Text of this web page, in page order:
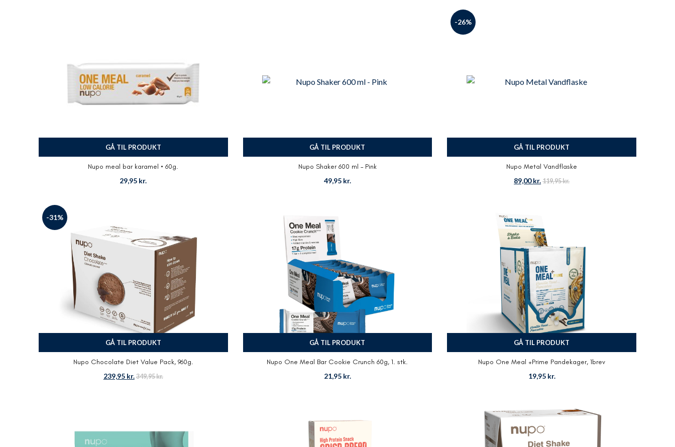
GÅ TIL PRODUKT
Nupo meal bar karamel • 60g.
29,95 kr.
GÅ TIL PRODUKT
Nupo Shaker 600 ml – Pink
49,95 kr.
-26%
GÅ TIL PRODUKT
Nupo Metal Vandflaske
89,00kr. 119,95kr.
-31%
GÅ TIL PRODUKT
Nupo Chocolate Diet Value Pack, 960g.
239,95 kr. 349,95kr.
GÅ TIL PRODUKT
Nupo One Meal Bar Cookie Crunch 60g, 1. stk.
21,95 kr.
GÅ TIL PRODUKT
Nupo One Meal +Prime Pandekager, 1brev
19,95 kr.